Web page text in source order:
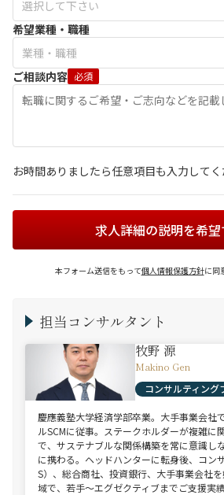
希望業種・職種
ご相談内容 必須
お時間ありましたら任意項目も入力してく
求人詳細の説明を希望
本フォーム送信をもって個人情報保護方針に同
担当コンサルタント
牧野 源
Makino Gen
コンサルティング
慶應義塾大学経済学部卒業。大手事業会社
ルSCMに従事。ステークホルダーが複雑に
で、サステナブルな関係構築を常に意識し
に携わる。ヘッドハンターに転身後、コン
S）、総合商社、投資銀行、大手事業会社
域で、若手～エグゼクティブまでご支援実績